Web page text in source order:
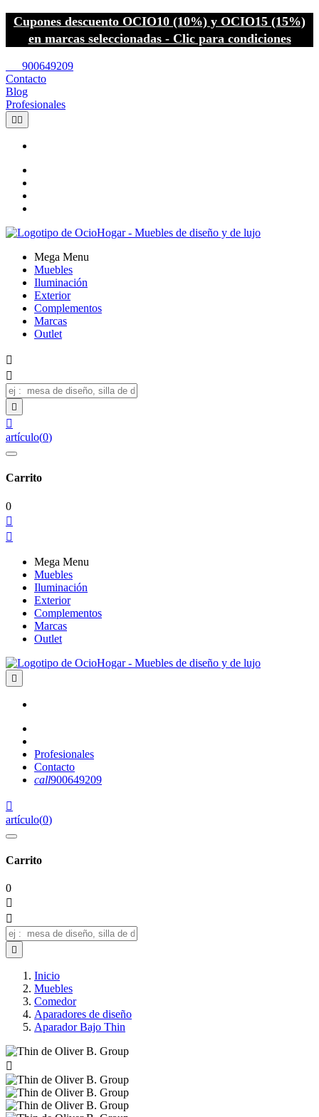
Cupones descuento OCIO10 (10%) y OCIO15 (15%)
en marcas seleccionadas - Clic para condiciones
900649209
Contacto
Blog
Profesionales
 
Mega Menu
Muebles
Iluminación
Exterior
Complementos
Marcas
Outlet




artículo(0)
Carrito
0


Mega Menu
Muebles
Iluminación
Exterior
Complementos
Marcas
Outlet

Profesionales
Contacto
call900649209

artículo(0)
Carrito
0



Inicio
Muebles
Comedor
Aparadores de diseño
Aparador Bajo Thin
